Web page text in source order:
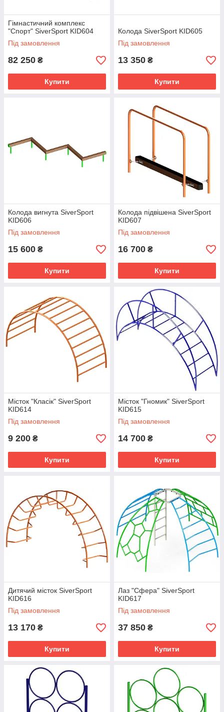
Гімнастичний комплекс
"Спорт" SiverSport KID604
Під замовлення
82 250 ₴
Купити
Колода SiverSport KID605
Під замовлення
13 350 ₴
Купити
Колода вигнута SiverSport
KID606
Під замовлення
15 600 ₴
Купити
Колода підвішена SiverSport
KID607
Під замовлення
16 700 ₴
Купити
Місток "Класік" SiverSport
KID614
Під замовлення
9 200 ₴
Купити
Місток "Гномик" SiverSport
KID615
Під замовлення
14 700 ₴
Купити
Дитячий місток SiverSport
KID616
Під замовлення
13 170 ₴
Купити
Лаз "Сфера" SiverSport
KID617
Під замовлення
37 850 ₴
Купити